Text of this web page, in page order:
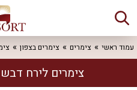
עמוד ראשי צימרים צימרים בצפון
צימרים לירח